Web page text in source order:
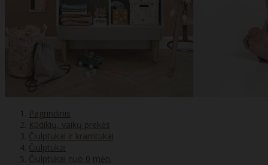
Pagrindinis
Kūdikių, vaikų prekės
Čiulptukai ir kramtukai
Čiulptukai
Čiulptukai nuo 0 mėn.